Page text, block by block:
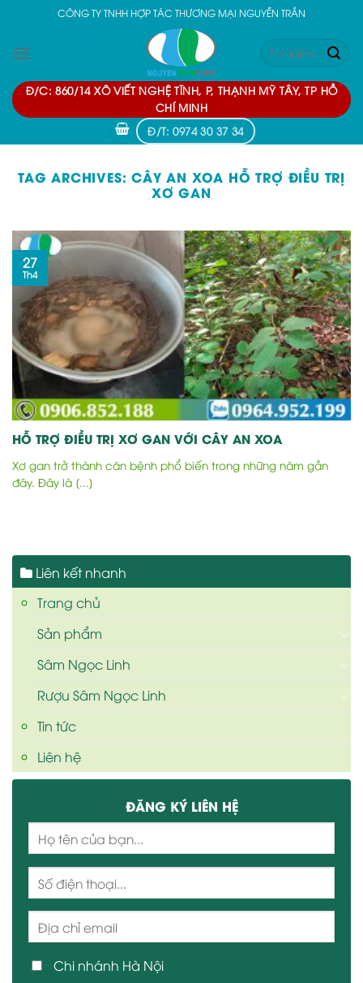
content
CÔNG TY TNHH HỢP TÁC THƯƠNG MẠI NGUYỄN TRẦN
Tìm
kiếm:
Đ/C: 860/14 XÔ VIẾT NGHỆ TĨNH, P, THẠNH MỸ TÂY, TP HỒ
CHÍ MINH
Đ/T: 0974 30 37 34
TAG ARCHIVES:CÂY AN XOA HỖ TRỢ ĐIỀU TRỊ
XƠ GAN
HỖ TRỢ ĐIỀU TRỊ XƠ GAN VỚI CÂY AN XOA
Xơ gan trở thành căn bệnh phổ biến trong những năm gần
đây. Đây là [...]
27
Th4
Liên kết nhanh
Trang chủ
Sản phẩm
Sâm Ngọc Linh
Rượu Sâm Ngọc Linh
Tin tức
Liên hệ
ĐĂNG KÝ LIÊN HỆ
Chi nhánh Hà Nội